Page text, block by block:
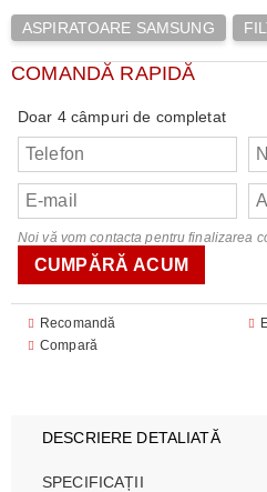
ASPIRATOARE SAMSUNG
COMANDĂ RAPIDĂ
Doar 4 câmpuri de completat
Noi vă vom contacta pentru finalizarea
Recomandă
Compară
DESCRIERE DETALIATĂ
SPECIFICAȚII